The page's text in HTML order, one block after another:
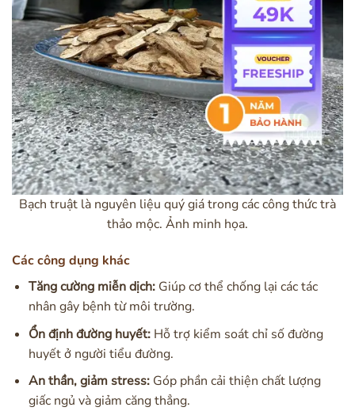
Bạch truật là nguyên liệu quý giá trong các công thức trà
thảo mộc. Ảnh minh họa.
Các công dụng khác
Tăng cường miễn dịch:Giúp cơ thể chống lại các tác
nhân gây bệnh từ môi trường.
Ổn định đường huyết:Hỗ trợ kiểm soát chỉ số đường
huyết ở người tiểu đường.
An thần, giảm stress:Góp phần cải thiện chất lượng
giấc ngủ và giảm căng thẳng.